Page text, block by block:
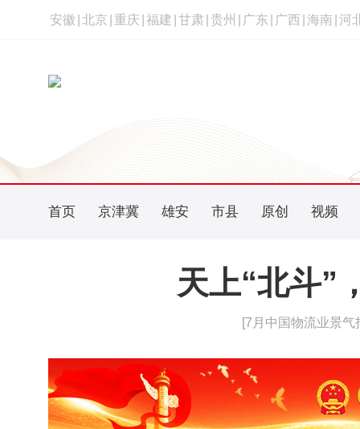
安徽 北京 重庆 福建 甘肃 贵州 广东 广西 海南 河
首页 京津冀 雄安 市县 原创 视频
天上“北斗”
[7月中国物流业景